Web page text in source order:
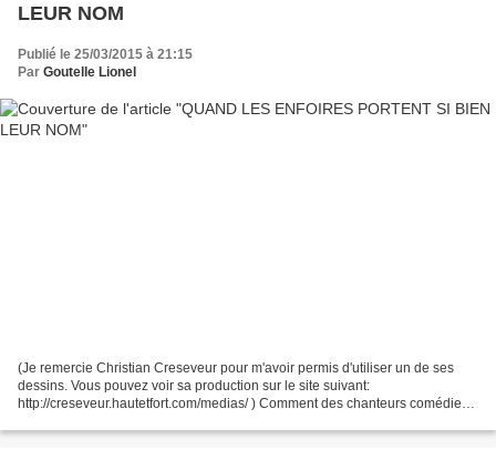
LEUR NOM
Publié le 25/03/2015 à 21:15
Par Goutelle Lionel
(Je remercie Christian Creseveur pour m'avoir permis d'utiliser un de ses
dessins. Vous pouvez voir sa production sur le site suivant:
http://creseveur.hautetfort.com/medias/ ) Comment des chanteurs comédiens